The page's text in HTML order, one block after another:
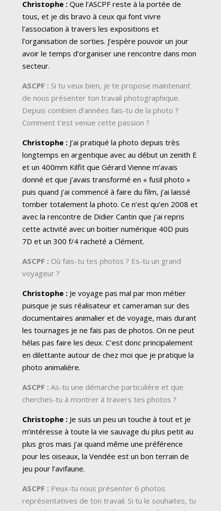
Christophe : Que l’ASCPF reste à la portée de
tous, et je dis bravo à ceux qui font vivre
l’association à travers les expositions et
l’organisation de sorties. J’espère pouvoir un jour
avoir le temps d’organiser une rencontre dans mon
secteur.
ASCPF : Si tu veux bien, je te propose maintenant
de nous présenter ton travail photographique.
Depuis combien d’années fais-tu de la photo ?
Comment t’est venue cette passion ?
Christophe : J’ai pratiqué la photo depuis très
longtemps en argentique avec au début un zenith E
et un 400mm Kilfit que Gérard Vienne m’avais
donné et que j’avais transformé en « fusil photo »
puis quand j’ai commencé à faire du film, j’ai laissé
tomber totalement la photo. Ce n’est qu’en 2008 et
avec la rencontre de Didier Cantin que j’ai repris
cette activité avec un boitier numérique 40D puis
7D et un 300 f/4 racheté a Clément.
ASCPF : Où fais-tu tes photos ? Es-tu un grand
voyageur ?
Christophe : Je voyage pas mal par mon métier
puisque je suis réalisateur et cameraman sur des
documentaires animalier et de voyage, mais durant
les tournages je ne fais pas de photos. On ne peut
hélas pas faire les deux. C’est donc principalement
en dilettante autour de chez moi que je pratique la
photo animalière.
ASCPF : As-tu une démarche particulière et que
cherches-tu à montrer à travers tes photos ?
Christophe : Je suis un peu un touche à tout et je
m’intéresse à toute la vie sauvage du plus petit au
plus gros mais j’ai quand même une préférence
pour les oiseaux, la Vendée est un bon terrain de
jeu pour l’avifaune.
ASCPF : Peux-tu nous présenter 6 photos
représentatives de ton travail. Si tu le souhaites, tu